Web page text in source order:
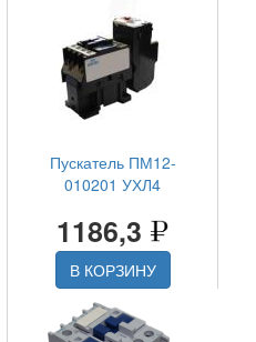
Пускатель ПМ12-
010201 УХЛ4
1186,3
В КОРЗИНУ